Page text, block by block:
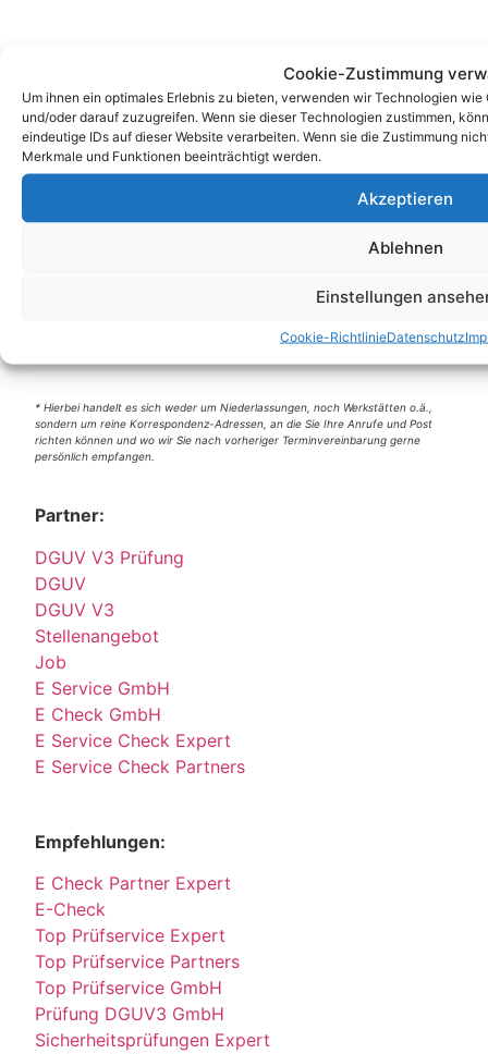
Cookie-Zustimmung
Um ihnen ein optimales Erlebnis zu bieten, verwenden wir Technologien
und/oder darauf zuzugreifen. Wenn sie dieser Technologien zustimmen,
eindeutige IDs auf dieser Website verarbeiten. Wenn sie die Zustimmung
Merkmale und Funktionen beeinträchtigt werden.
Akzeptieren
Ablehnen
Einstellungen
Cookie-RichtlinieDatenschutz
Unsere Korrespondenz-Adressen*:
* Hierbei handelt es sich weder um Niederlassungen, noch Werkstätten o.ä.,
sondern um reine Korrespondenz-Adressen, an die Sie Ihre Anrufe und Post
richten können und wo wir Sie nach vorheriger Terminvereinbarung gerne
persönlich empfangen.
Partner:
DGUV V3 Prüfung
DGUV
DGUV V3
Stellenangebot
Job
E Service GmbH
E Check GmbH
E Service Check Expert
E Service Check Partners
Empfehlungen:
E Check Partner Expert
E-Check
Top Prüfservice Expert
Top Prüfservice Partners
Top Prüfservice GmbH
Prüfung DGUV3 GmbH
Sicherheitsprüfungen Expert